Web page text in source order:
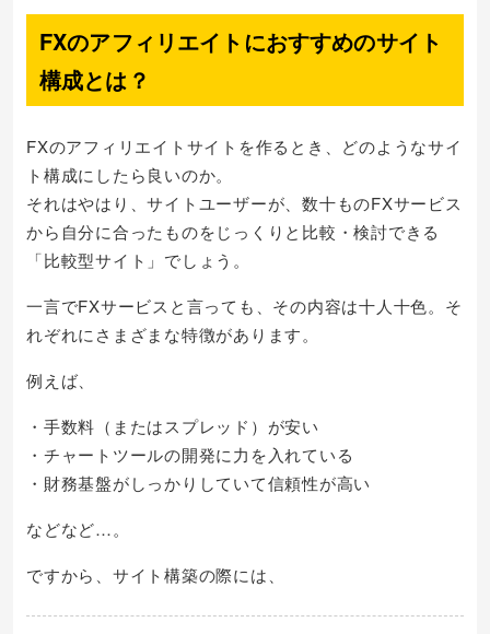
FXのアフィリエイトにおすすめのサイト
構成とは？
FXのアフィリエイトサイトを作るとき、どのようなサイ
ト構成にしたら良いのか。
それはやはり、サイトユーザーが、数十ものFXサービス
から自分に合ったものをじっくりと比較・検討できる
「比較型サイト」でしょう。
一言でFXサービスと言っても、その内容は十人十色。そ
れぞれにさまざまな特徴があります。
例えば、
・手数料（またはスプレッド）が安い
・チャートツールの開発に力を入れている
・財務基盤がしっかりしていて信頼性が高い
などなど…。
ですから、サイト構築の際には、